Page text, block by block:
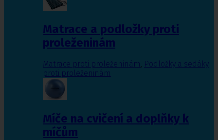
Matrace a podložky proti
proleženinám
Matrace proti proleženinám, Podložky a sedáky
proti proleženinám
Míče na cvičení a doplňky k
míčům